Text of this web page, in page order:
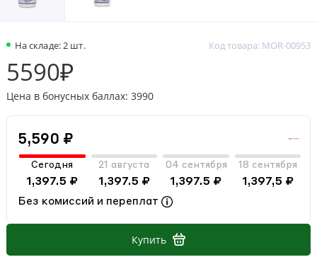
На складе: 2 шт. Код товара: MOR-00953
5590₽
Цена в бонусных баллах: 3990
5,590 ₽
Сегодня
1,397.5 ₽
21 августа
1,397.5 ₽
04 сентября
1,397.5 ₽
18 сентября
1,397,5 ₽
Без комиссий и переплат
Купить